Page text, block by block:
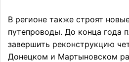
В регионе также строят
путепроводы. До конца года
завершить реконструкцию
Донецком и Мартыновском